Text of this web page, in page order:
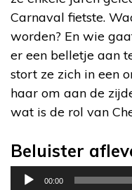
Carnaval fietste.
worden? En wie
er een belletje aan
stort ze zich in een
haar om aan de
wat is de rol van
Beluister
Audiospeler
00:00